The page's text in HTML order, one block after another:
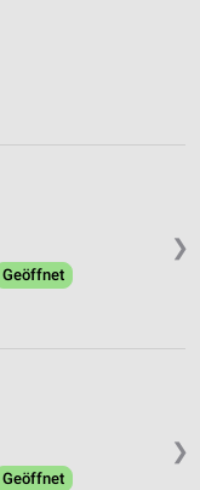
❯
Geöffnet
❯
Geöffnet